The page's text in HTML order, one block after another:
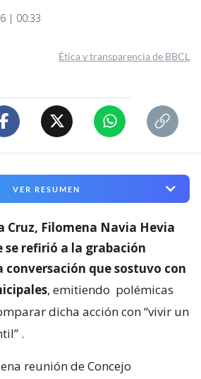
| 00:33
Ética y transparencia de BBCL
VER RESUMEN
Cruz, Filomena Navia Hevia
se refirió a la grabación
que sostuvo con
, emitiendo polémicas
dicha acción con “vivir un
.
reunión de Concejo